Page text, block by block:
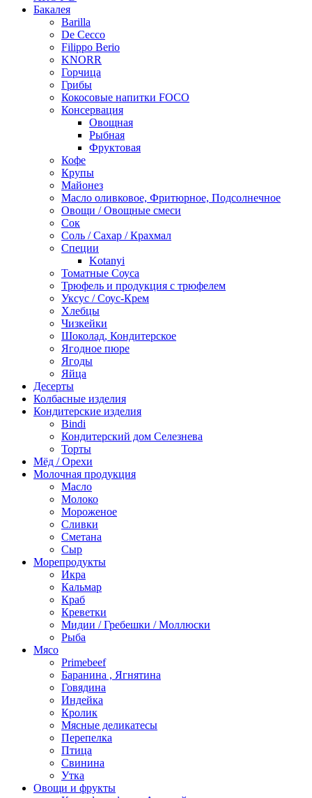
Бакалея
Barilla
De Cecco
Filippo Berio
KNORR
Горчица
Грибы
Кокосовые напитки FOCO
Консервация
Овощная
Рыбная
Фруктовая
Кофе
Крупы
Майонез
Масло оливковое, Фритюрное, Подсолнечное
Овощи / Овощные смеси
Сок
Соль / Сахар / Крахмал
Специи
Kotanyi
Томатные Соуса
Трюфель и продукция с трюфелем
Уксус / Соус-Крем
Хлебцы
Чизкейки
Шоколад, Кондитерское
Ягодное пюре
Ягоды
Яйца
Десерты
Колбасные изделия
Кондитерские изделия
Bindi
Кондитерский дом Селезнева
Торты
Мёд / Орехи
Молочная продукция
Масло
Молоко
Мороженое
Сливки
Сметана
Сыр
Морепродукты
Икра
Кальмар
Краб
Креветки
Мидии / Гребешки / Моллюски
Рыба
Мясо
Primebeef
Баранина , Ягнятина
Говядина
Индейка
Кролик
Мясные деликатесы
Перепелка
Птица
Свинина
Утка
Овощи и фрукты